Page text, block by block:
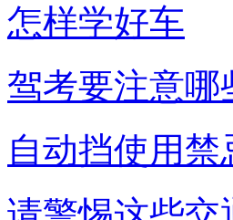
怎样学好车
驾考要注意哪
自动挡使用禁